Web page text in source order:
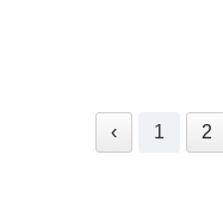
‹ 1 2